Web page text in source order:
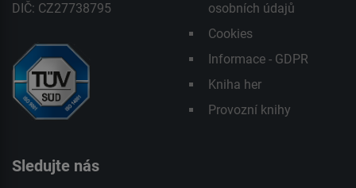
DIČ: CZ27738795
osobních údajů
Cookies
Informace - GDPR
Kniha her
Provozní knihy
Sledujte nás